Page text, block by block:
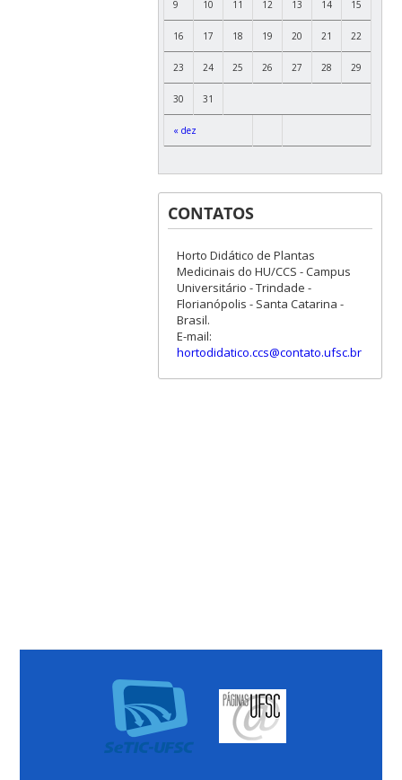
« dez
9 10 11 12 13 14 15
16 17 18 19 20 21 22
23 24 25 26 27 28 29
30 31
CONTATOS
Horto Didático de Plantas
Medicinais do HU/CCS - Campus
Universitário - Trindade -
Florianópolis - Santa Catarina -
Brasil.
E-mail:
hortodidatico.ccs@contato.ufsc.br